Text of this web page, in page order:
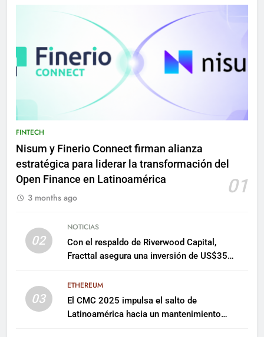
FINTECH
Nisum y Finerio Connect firman alianza
estratégica para liderar la transformación del
Open Finance en Latinoamérica
01
3 months ago
02
NOTICIAS
Con el respaldo de Riverwood Capital,
Fracttal asegura una inversión de US$35
03
ETHEREUM
El CMC 2025 impulsa el salto de
Latinoamérica hacia un mantenimiento